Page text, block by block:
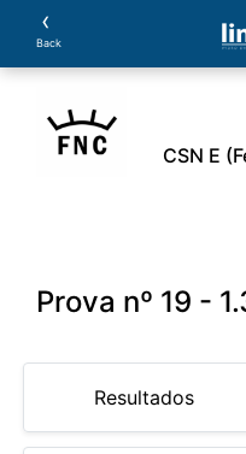
‹
Back
CSN E
Prova nº 19 -
Resultados